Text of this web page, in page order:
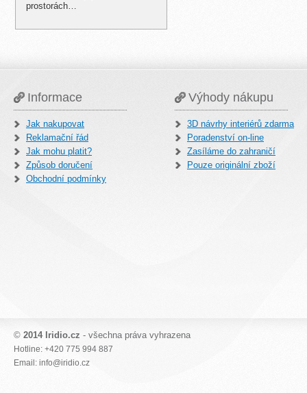
prostorách…
Informace
Jak nakupovat
Reklamační řád
Jak mohu platit?
Způsob doručení
Obchodní podmínky
Výhody nákupu
3D návrhy interiérů zdarma
Poradenství on-line
Zasíláme do zahraničí
Pouze originální zboží
© 2014 Iridio.cz - všechna práva vyhrazena
Hotline: +420 775 994 887
Email: info@iridio.cz